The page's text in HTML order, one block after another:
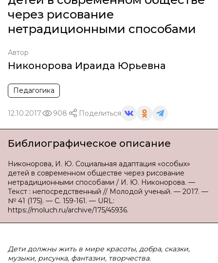
через рисование
нетрадиционными способами
Автор
Никонорова Ираида Юрьевна
Педагогика
12.10.2017 908 Поделиться
Библиографическое описание
Никонорова, И. Ю. Социальная адаптация «особых»
детей в современном обществе через рисование
нетрадиционными способами / И. Ю. Никонорова. —
Текст : непосредственный // Молодой ученый. — 2017. —
№ 41 (175). — С. 159-161. — URL:
https://moluch.ru/archive/175/45936.
Дети должны жить в мире красоты, добра, сказки,
музыки, рисунка, фантазии, творчества.